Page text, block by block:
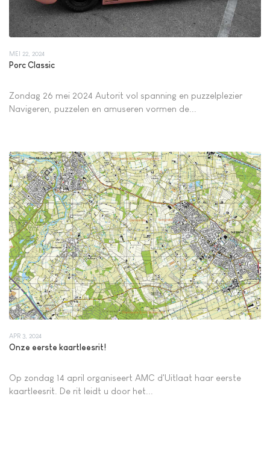
MEI 22, 2024
Porc Classic
Zondag 26 mei 2024 Autorit vol spanning en puzzelplezier
Navigeren, puzzelen en amuseren vormen de...
APR 3, 2024
Onze eerste kaartleesrit!
Op zondag 14 april organiseert AMC d'Uitlaat haar eerste
kaartleesrit. De rit leidt u door het...